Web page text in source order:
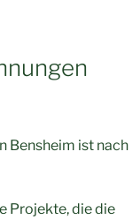
Bensheim ist nach
Projekte, die die